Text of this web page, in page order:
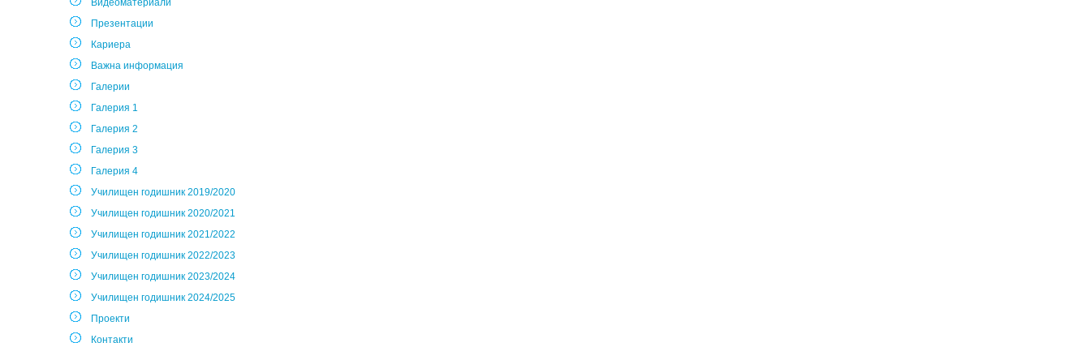
Видеоматериали
Презентации
Кариера
Важна информация
Галерии
Галерия 1
Галерия 2
Галерия 3
Галерия 4
Училищен годишник 2019/2020
Училищен годишник 2020/2021
Училищен годишник 2021/2022
Училищен годишник 2022/2023
Училищен годишник 2023/2024
Училищен годишник 2024/2025
Проекти
Контакти